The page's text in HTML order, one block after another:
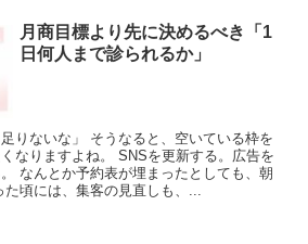
月商目標より先に決めるべき「1
日何人まで診られるか」
りないな」 そうなると、空いている枠を
なりますよね。 SNSを更新する。広告を
なんとか予約表が埋まったとしても、朝
頃には、集客の見直しも、...